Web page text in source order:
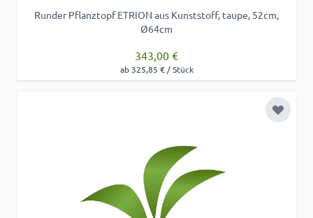
Runder Pflanztopf ETRION aus Kunststoff, taupe, 52cm,
Ø64cm
343,00 €
ab 325,85 € / Stück
Zur